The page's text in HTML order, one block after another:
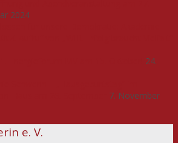
2024
für unsere Demokratie: Akademie
Aufruf von „WIR. Erfolg braucht Vielfalt“
Energieforum MV am 15. Oktober!
24.
7. November
e. V.